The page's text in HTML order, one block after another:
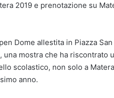
2019 e prenotazione su
Dome allestita in Piazza
mostra che ha riscontrato
scolastico, non solo a
anno.